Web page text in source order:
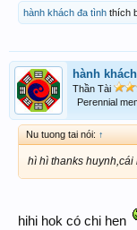
hành khách đa tình thích
hành
Thần Tài
Perennial
Nu tuong tai nói: ↑
hì hì thanks
hihi hok có chi hen